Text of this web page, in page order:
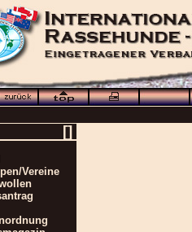
[]
Vereine